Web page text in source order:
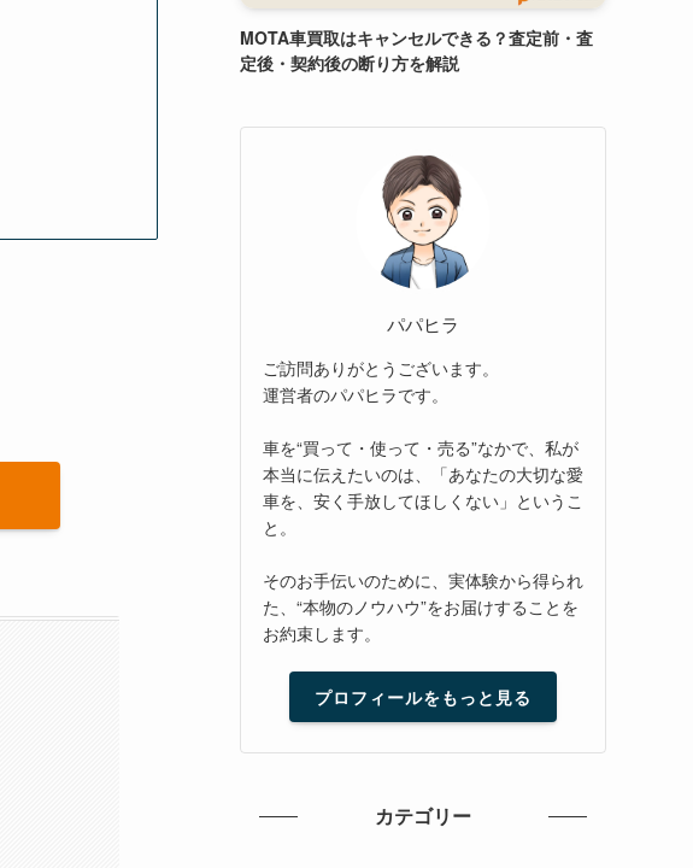
MOTA車買取はキャンセルできる？査定前・査
定後・契約後の断り方を解説
パパヒラ
ご訪問ありがとうございます。
運営者のパパヒラです。
車を“買って・使って・売る”なかで、私が
本当に伝えたいのは、「あなたの大切な愛
車を、安く手放してほしくない」というこ
と。
そのお手伝いのために、実体験から得られ
た、“本物のノウハウ”をお届けすることを
お約束します。
プロフィールをもっと見る
カテゴリー